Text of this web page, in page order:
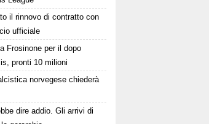
il rinnovo di contratto con
ufficiale
Frosinone per il dopo
pronti 10 milioni
norvegese chiederà
dire addio. Gli arrivi di